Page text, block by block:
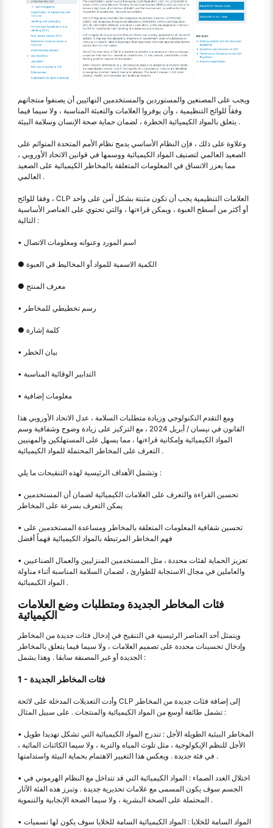
ويجب على المصنعين والمستوردين والمستخدمين النهائيين أن يصنفوا منتجاتهم
وفقاً للوائح التنظيمية ، وأن يوفروا العلامات والتعبئة المناسبة ، ولا سيما فيما
يتعلق بالمواد الكيميائية الخطرة ، لضمان حماية صحة الإنسان وسلامة البيئة .
وعلاوة على ذلك ، فإن النظام الأساسي يدمج نظام الأمم المتحدة المتوائم على
الصعيد العالمي لتصنيف المواد الكيميائية ووسمها في قوانين الاتحاد الأوروبي ،
مما يعزز الاتساق في المعلومات المتعلقة بالمخاطر الكيميائية على الصعيد
العالمي .
وفقا للوائح ، CLP العلامات التنظيمية يجب أن تكون مثبتة بشكل آمن على واحد
أو أكثر من أسطح العبوة ، ويمكن قراءتها ، والتي تحتوي على العناصر الأساسية
التالية :
• اسم المورد وعنوانه ومعلومات الاتصال
● الكمية الاسمية للمواد أو المخاليط في العبوة
● معرف المنتج
• رسم تخطيطي للمخاطر
● كلمة إشارة
• بيان الخطر
• التدابير الوقائية المناسبة
• معلومات إضافية
ومع التقدم التكنولوجي وزيادة متطلبات السلامة ، عدل الاتحاد الأوروبي هذا
القانون في نيسان / أبريل 2024 ، مع التركيز على زيادة وضوح وشفافية وسم
المواد الكيميائية وإمكانية قراءتها ، مما يسهل على المستهلكين والمهنيين
التعرف على المخاطر المحتملة للمواد الكيميائية .
وتشمل الأهداف الرئيسية لهذه التنقيحات ما يلي :
• تحسين القراءة والتعرف على العلامات الكيميائية لضمان أن المستخدمين
يمكن التعرف بسرعة على المخاطر
• تحسين شفافية المعلومات المتعلقة بالمخاطر ومساعدة المستخدمين على
فهم المخاطر المرتبطة بالمواد الكيميائية فهماً أفضل
• تعزيز الحماية لفئات محددة ، مثل المستخدمين المنزليين والعمال الصناعيين
والعاملين في مجال الاستجابة للطوارئ ، لضمان السلامة المناسبة أثناء مناولة
المواد الكيميائية .
فئات المخاطر الجديدة ومتطلبات وضع العلامات
الكيميائية
ويتمثل أحد العناصر الرئيسية في التنقيح في إدخال فئات جديدة من المخاطر
وإدخال تحسينات محددة على تصميم العلامات ، ولا سيما فيما يتعلق بالمخاطر
الجديدة أو غير المصنفة سابقا . وهذا يشمل :
1 - فئات المخاطر الجديدة
وأدت التعديلات المدخلة على لائحة CLP إلى إضافة فئات جديدة من المخاطر
تشمل طائفة أوسع من المواد الكيميائية والمنتجات . على سبيل المثال :
• المخاطر البيئية الطويلة الأجل : تندرج المواد الكيميائية التي تشكل تهديدا طويل
الأجل للنظم الإيكولوجية ، مثل تلوث المياه والتربة ، ولا سيما الكائنات المائية ،
في فئة جديدة . ويعكس هذا التغيير الاهتمام بحماية البيئة واستدامتها .
• اختلال الغدد الصماء : المواد الكيميائية التي قد تتداخل مع النظام الهرموني في
الجسم سوف يكون المسمى مع علامات تحذيرية جديدة . وتبرز هذه الفئة الآثار
المحتملة على الصحة البشرية ، ولا سيما الصحة الإنجابية والتنموية .
• المواد السامة للخلايا : المواد الكيميائية السامة للخلايا سوف يكون لها تسميات